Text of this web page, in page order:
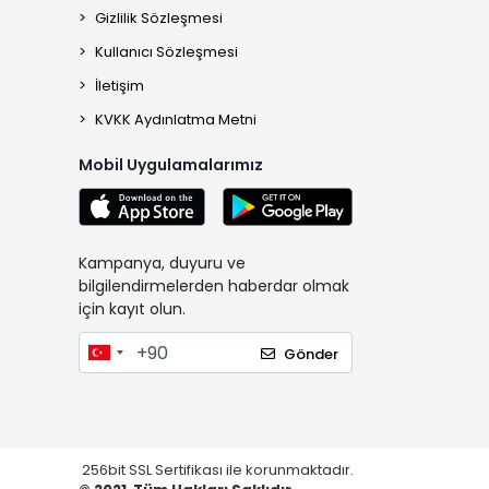
Gizlilik Sözleşmesi
Kullanıcı Sözleşmesi
İletişim
KVKK Aydınlatma Metni
Mobil Uygulamalarımız
Kampanya, duyuru ve
bilgilendirmelerden haberdar olmak
için kayıt olun.
Gönder
256bit SSL Sertifikası ile korunmaktadır.